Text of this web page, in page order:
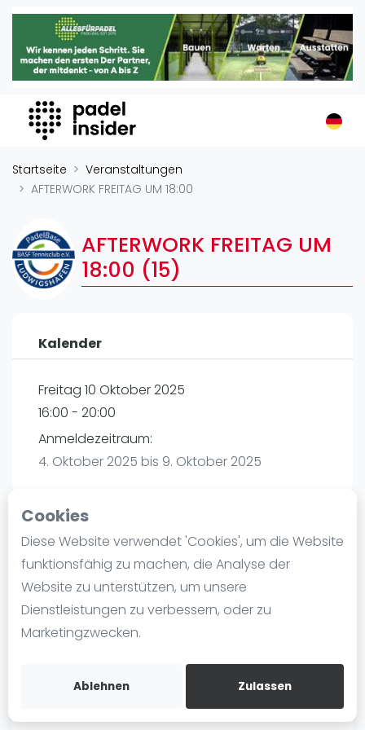
Cookies
Diese Website verwendet 'Cookies', um die Website
funktionsfähig zu machen, die Analyse der
Website zu unterstützen, um unsere
Dienstleistungen zu verbessern, oder zu
Marketingzwecken.
Ablehnen Zulassen
Padel Insider
Home
Organisationen
Buchungssysteme
Padel-Shops
Padel-Marken
Verschiedenes
Veranstaltungen
Playtomic
Ranking
Männer
Frauen
FIP Männer
Blog
Die Geschichte von Padel
Regeln und Punktzählung
Padel Schläge
Video
Startseite
Veranstaltungen
AFTERWORK FREITAG UM 18:00
AFTERWORK FREITAG UM
18:00 (15)
Kalender
Freitag 10 Oktober 2025
16:00 - 20:00
Anmeldezeitraum:
4. Oktober 2025 bis 9. Oktober 2025
Playtomic
PadelBase Ludwigshafen | Ludwigshafen am
Rhein
Weiherstraße 39
Routebeschrijving